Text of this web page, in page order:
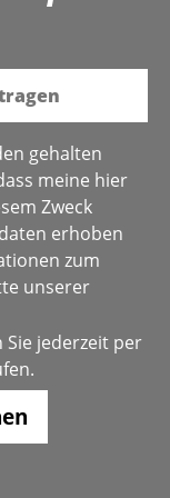
gehalten
meine hier
Zweck
erhoben
zum
unserer
jederzeit per